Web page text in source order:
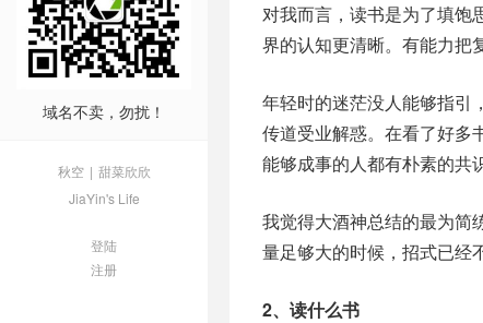
域名不卖，勿扰！
秋空 | 甜菜欣欣
JiaYin's Life
登陆
注册
对我而言，读书是为了填饱
界的认知更清晰。有能力把
年轻时的迷茫没人能够指引
传道受业解惑。在看了好多
能够成事的人都有朴素的共
我觉得大酒神总结的最为简
量足够大的时候，招式已经
2、读什么书